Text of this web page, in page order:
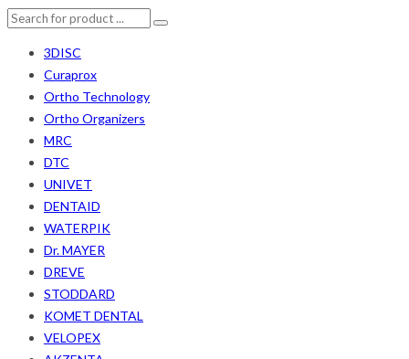
3DISC
Curaprox
Ortho Technology
Ortho Organizers
MRC
DTC
UNIVET
DENTAID
WATERPIK
Dr. MAYER
DREVE
STODDARD
KOMET DENTAL
VELOPEX